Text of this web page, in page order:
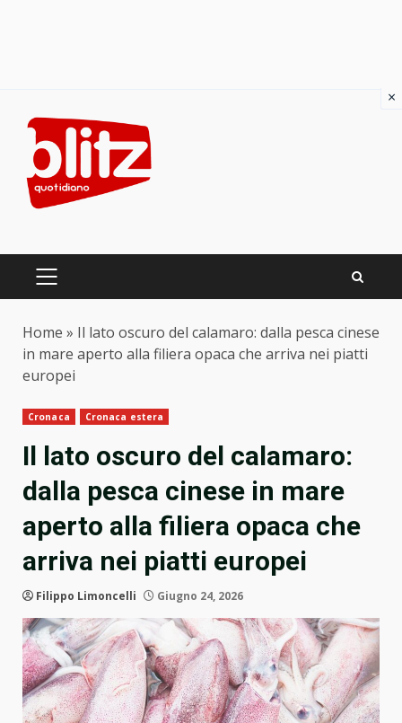
content
PRIMARY
Home » Il lato oscuro del calamaro: dalla pesca cinese
in mare aperto alla filiera opaca che arriva nei piatti
europei
Cronaca Cronaca estera
Il lato oscuro del calamaro:
dalla pesca cinese in mare
aperto alla filiera opaca che
arriva nei piatti europei
Filippo Limoncelli Giugno 24, 2026
×